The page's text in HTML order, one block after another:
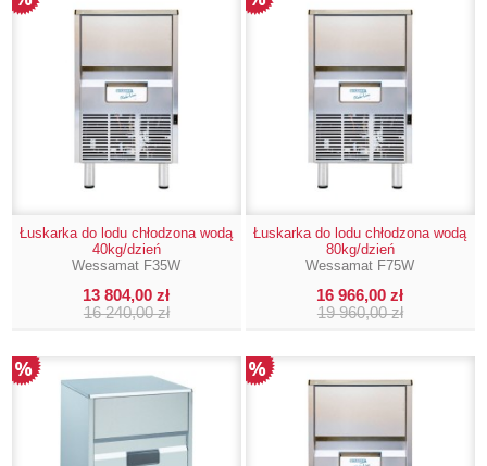
Łuskarka do lodu chłodzona wodą
40kg/dzień
Wessamat F35W
13 804,00 zł
16 240,00 zł
Łuskarka do lodu chłodzona wodą
80kg/dzień
Wessamat F75W
16 966,00 zł
19 960,00 zł